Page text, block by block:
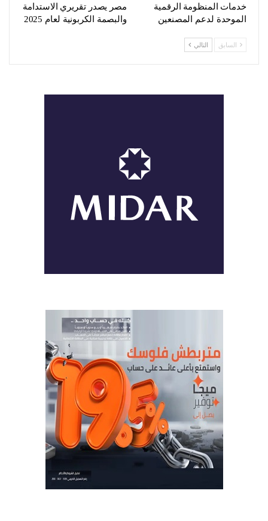
خدمات المنظومة الرقمية
الموحدة لدعم المصنعين
مصر يصدر تقريري الاستدامة
والبصمة الكربونية لعام 2025
السابق التالي